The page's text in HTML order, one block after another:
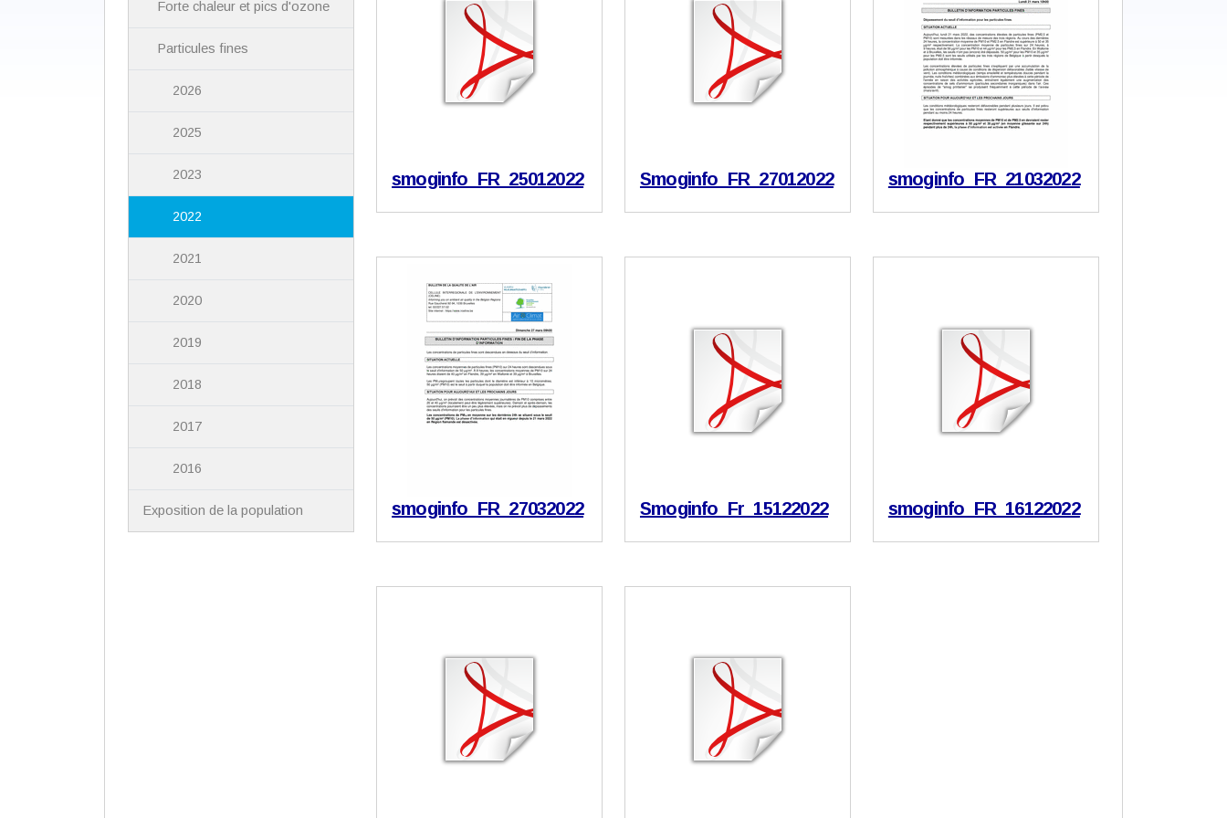
smoginfo_FR_25012022 Smoginfo_FR_27012022 smoginfo_FR_21032022
smoginfo_FR_27032022 Smoginfo_Fr_15122022 smoginfo_FR_16122022
Forte chaleur et pics d'ozone
Particules fines
2026
2025
2023
2022
2021
2020
2019
2018
2017
2016
Exposition de la population